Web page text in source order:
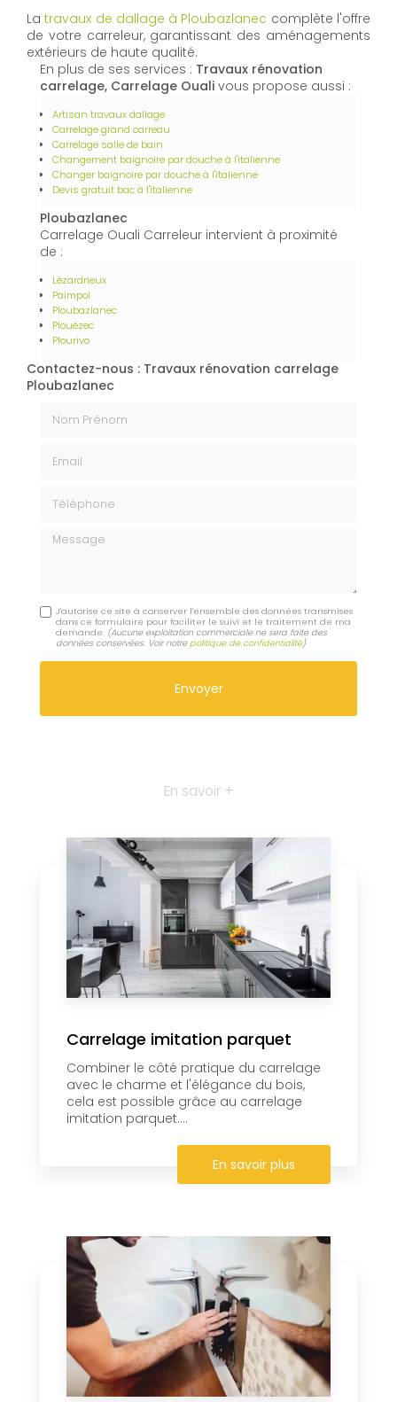
Latravaux de dallage à Ploubazlanec complète l'offre
de votre carreleur, garantissant des aménagements
extérieurs de haute qualité.
En plus de ses services : Travaux rénovation
carrelage, Carrelage Ouali vous propose aussi :
Artisan travaux dallage
Carrelage grand carreau
Carrelage salle de bain
Changement baignoire par douche à l'italienne
Changer baignoire par douche à l'italienne
Devis gratuit bac à l'italienne
Ploubazlanec
Carrelage Ouali Carreleur intervient à proximité
de :
Lézardrieux
Paimpol
Ploubazlanec
Plouézec
Plourivo
Contactez-nous : Travaux rénovation carrelage
Ploubazlanec
Message
J'autorise ce site à conserver l'ensemble des données transmises
dans ce formulaire pour faciliter le suivi et le traitement de ma
demande. (Aucune exploitation commerciale ne sera faite des
données conservées. Voir notrepolitique de confidentialité)
En savoir +
Carrelage imitation parquet
Combiner le côté pratique du carrelage
avec le charme et l'élégance du bois,
cela est possible grâce au carrelage
imitation parquet....
En savoir plus